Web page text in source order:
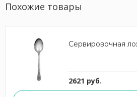
Похожие товары
Сервировочная
2621 руб.